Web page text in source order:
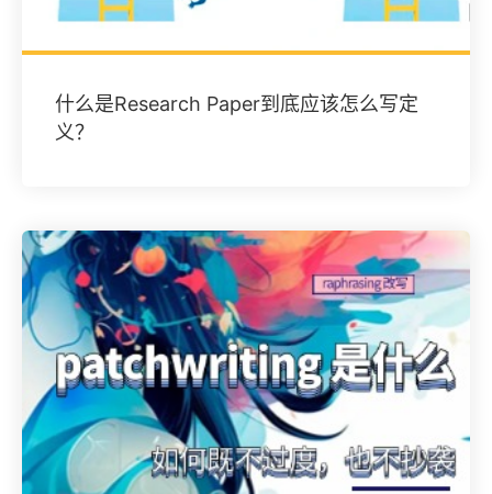
什么是Research Paper到底应该怎么写定
义？